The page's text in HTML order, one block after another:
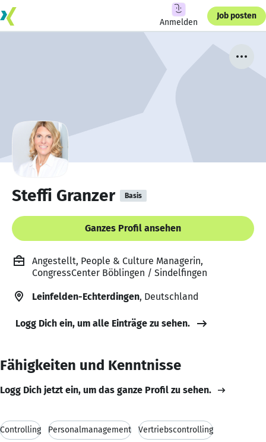
Anmelden
Job posten
Steffi Granzer Basis
Ganzes Profil ansehen
Angestellt, People & Culture Managerin,
CongressCenter Böblingen / Sindelfingen
Leinfelden-Echterdingen, Deutschland
Logg Dich ein, um alle Einträge zu sehen.
Fähigkeiten und Kenntnisse
Logg Dich jetzt ein, um das ganze Profil zu sehen.
Controlling Personalmanagement Vertriebscontrolling